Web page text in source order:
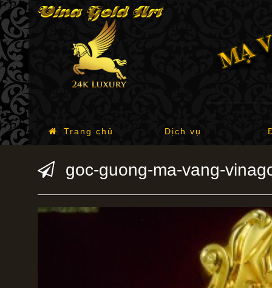
Trang chủ Dịch vụ
goc-guong-ma-vang-